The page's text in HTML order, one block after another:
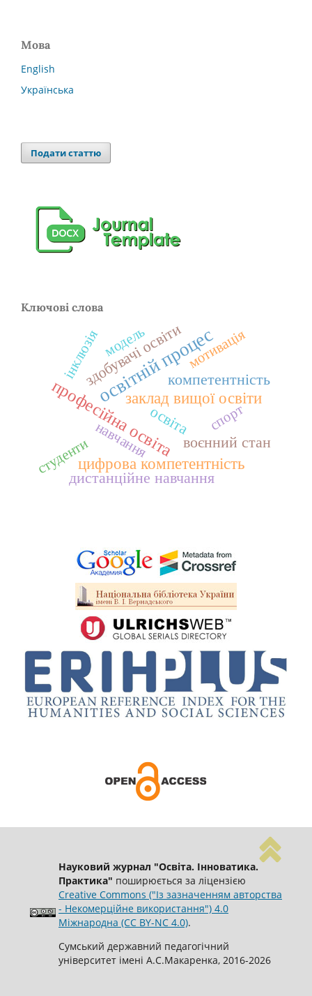
Мова
English
Українська
Подати статтю
Ключові слова
освітній процес
професійна освіта
цифрова компетентність
заклад вищої освіти
дистанційне навчання
освіта
компетентність
здобувачі освіти
воєнний стан
навчання
студенти
модель мотивація
спорт
інклюзія
Науковий журнал "Освіта. Інноватика.
Практика" поширюється за ліцензією
Creative Commons ("Із зазначенням авторства
- Некомерційне використання") 4.0
Міжнародна (CC BY-NC 4.0).
Сумський державний педагогічний
університет імені А.С.Макаренка, 2016-2026